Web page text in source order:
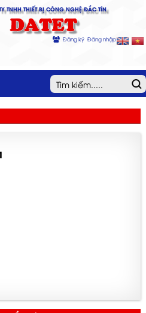
TNHH THIẾT BỊ CÔNG NGHỆ ĐẮC TÍN
DATET
Đăng ký Đăng nhập